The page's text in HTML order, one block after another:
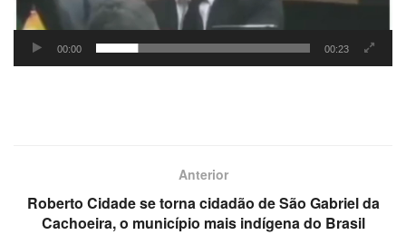
00:00 00:23
Anterior
Roberto Cidade se torna cidadão de São Gabriel da
Cachoeira, o município mais indígena do Brasil